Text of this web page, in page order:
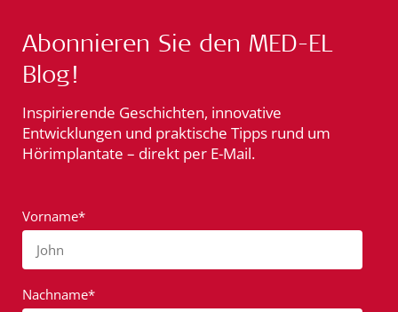
Abonnieren Sie den MED-EL
Blog!
Inspirierende Geschichten, innovative
Entwicklungen und praktische Tipps rund um
Hörimplantate – direkt per E-Mail.
Vorname*
John
Nachname*